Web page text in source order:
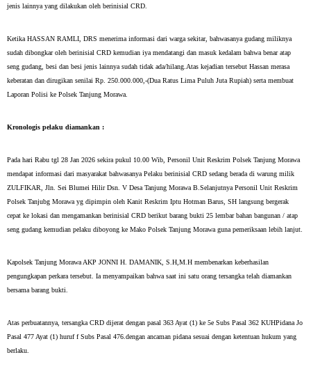
jenis lainnya yang dilakukan oleh berinisial CRD.
Ketika HASSAN RAMLI, DRS menerima informasi dari warga sekitar, bahwasanya gudang miliknya
sudah dibongkar oleh berinisial CRD kemudian iya mendatangi dan masuk kedalam bahwa benar atap
seng gudang, besi dan besi jenis lainnya sudah tidak ada/hilang.Atas kejadian tersebut Hassan merasa
keberatan dan dirugikan senilai Rp. 250.000.000,-(Dua Ratus Lima Puluh Juta Rupiah) serta membuat
Laporan Polisi ke Polsek Tanjung Morawa.
Kronologis pelaku diamankan :
Pada hari Rabu tgl 28 Jan 2026 sekira pukul 10.00 Wib, Personil Unit Reskrim Polsek Tanjung Morawa
mendapat informasi dari masyarakat bahwasanya Pelaku berinisial CRD sedang berada di warung milik
ZULFIKAR, Jln. Sei Blumei Hilir Dsn. V Desa Tanjung Morawa B.Selanjutnya Personil Unit Reskrim
Polsek Tanjubg Morawa yg dipimpin oleh Kanit Reskrim Iptu Hotman Barus, SH langsung bergerak
cepat ke lokasi dan mengamankan berinisial CRD berikut barang bukti 25 lembar bahan bangunan / atap
seng gudang kemudian pelaku diboyong ke Mako Polsek Tanjung Morawa guna pemeriksaan lebih lanjut.
Kapolsek Tanjung Morawa AKP JONNI H. DAMANIK, S.H,M.H membenarkan keberhasilan
pengungkapan perkara tersebut. Ia menyampaikan bahwa saat ini satu orang tersangka telah diamankan
bersama barang bukti.
Atas perbuatannya, tersangka CRD dijerat dengan pasal 363 Ayat (1) ke 5e Subs Pasal 362 KUHPidana Jo
Pasal 477 Ayat (1) huruf f Subs Pasal 476.dengan ancaman pidana sesuai dengan ketentuan hukum yang
berlaku.